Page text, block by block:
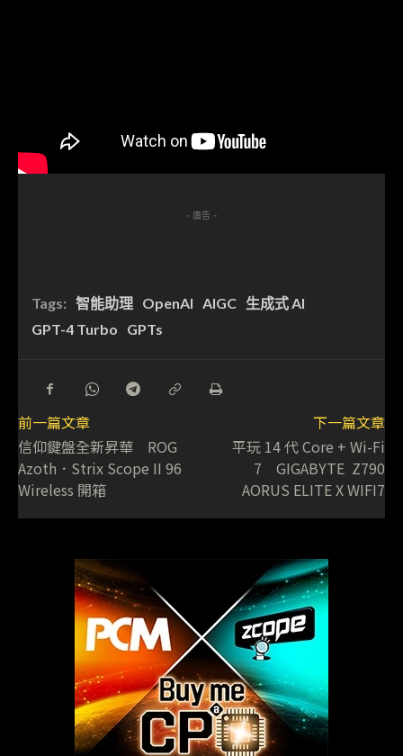
- 廣告 -
Tags: 智能助理 OpenAI AIGC 生成式 AI
GPT-4 Turbo
GPTs
前一篇文章
信仰鍵盤全新昇華 ROG
Azoth．Strix Scope II 96
Wireless 開箱
下一篇文章
平玩 14 代 Core + Wi-Fi
7 GIGABYTE Z790
AORUS ELITE X WIFI7